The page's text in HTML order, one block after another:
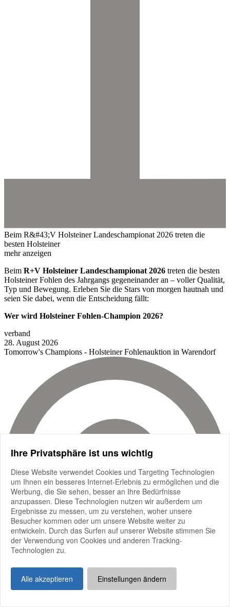
Beim R&#43;V Holsteiner Landeschampionat 2026 treten die
besten Holsteiner
mehr anzeigen
Beim R+V Holsteiner Landeschampionat 2026 treten die besten
Holsteiner Fohlen des Jahrgangs gegeneinander an – voller Qualität,
Typ und Bewegung. Erleben Sie die Stars von morgen hautnah und
seien Sie dabei, wenn die Entscheidung fällt:
Wer wird Holsteiner Fohlen-Champion 2026?
verband
28. August 2026
Tomorrow's Champions - Holsteiner Fohlenauktion in Warendorf
Ihre Privatsphäre ist uns wichtig
Diese Website verwendet Cookies und Targeting Technologien
um Ihnen ein besseres Internet-Erlebnis zu ermöglichen und die
Werbung, die Sie sehen, besser an Ihre Bedürfnisse
anzupassen. Diese Technologien nutzen wir außerdem um
Ergebnisse zu messen, um zu verstehen, woher unsere
Besucher kommen oder um unsere Website weiter zu
entwickeln. Durch das Surfen auf unserer Website stimmen Sie
der Verwendung von Cookies und anderen Tracking-
Technologien zu.
Alle akzeptieren Einstellungen ändern